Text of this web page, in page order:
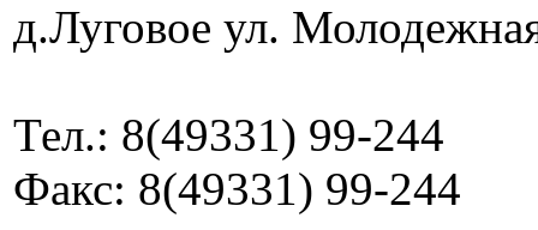
д.Луговое ул.
Тел.: 8(49331) 99-244
Факс: 8(49331) 99-244